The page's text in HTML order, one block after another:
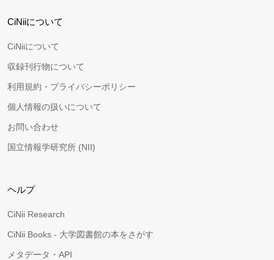
CiNiiについて
CiNiiについて
収録刊行物について
利用規約・プライバシーポリシー
個人情報の扱いについて
お問い合わせ
国立情報学研究所 (NII)
ヘルプ
CiNii Research
CiNii Books - 大学図書館の本をさがす
メタデータ・API